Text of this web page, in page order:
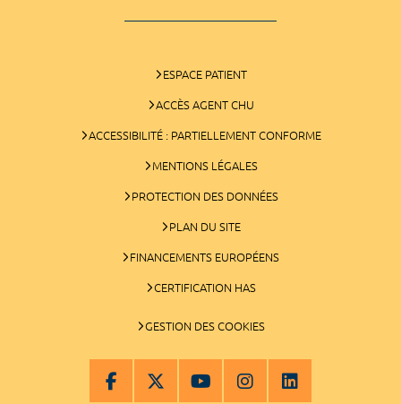
ESPACE PATIENT
ACCÈS AGENT CHU
ACCESSIBILITÉ : PARTIELLEMENT CONFORME
MENTIONS LÉGALES
PROTECTION DES DONNÉES
PLAN DU SITE
FINANCEMENTS EUROPÉENS
CERTIFICATION HAS
GESTION DES COOKIES